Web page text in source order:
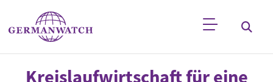
Direkt zum Inhalt
Stichwortsuche
Kreislaufwirtschaft für eine